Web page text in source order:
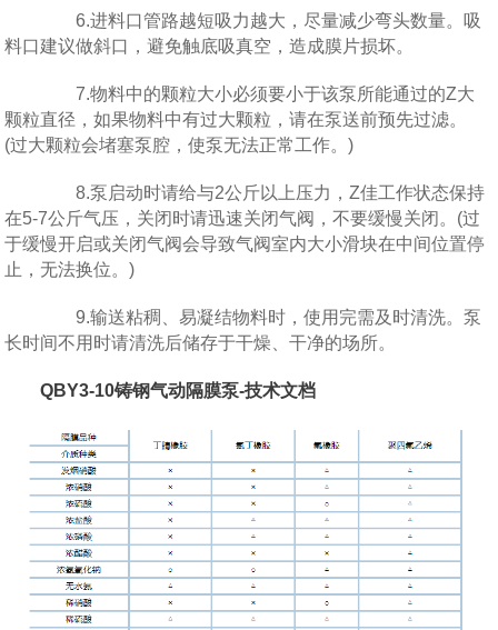
6.进料口管路越短吸力越大，尽量减少弯头数量。吸
料口建议做斜口，避免触底吸真空，造成膜片损坏。
7.物料中的颗粒大小必须要小于该泵所能通过的Z大
颗粒直径，如果物料中有过大颗粒，请在泵送前预先过滤。
(过大颗粒会堵塞泵腔，使泵无法正常工作。)
8.泵启动时请给与2公斤以上压力，Z佳工作状态保持
在5-7公斤气压，关闭时请迅速关闭气阀，不要缓慢关闭。(过
于缓慢开启或关闭气阀会导致气阀室内大小滑块在中间位置停
止，无法换位。)
9.输送粘稠、易凝结物料时，使用完需及时清洗。泵
长时间不用时请清洗后储存于干燥、干净的场所。
QBY3-10铸钢气动隔膜泵-技术文档